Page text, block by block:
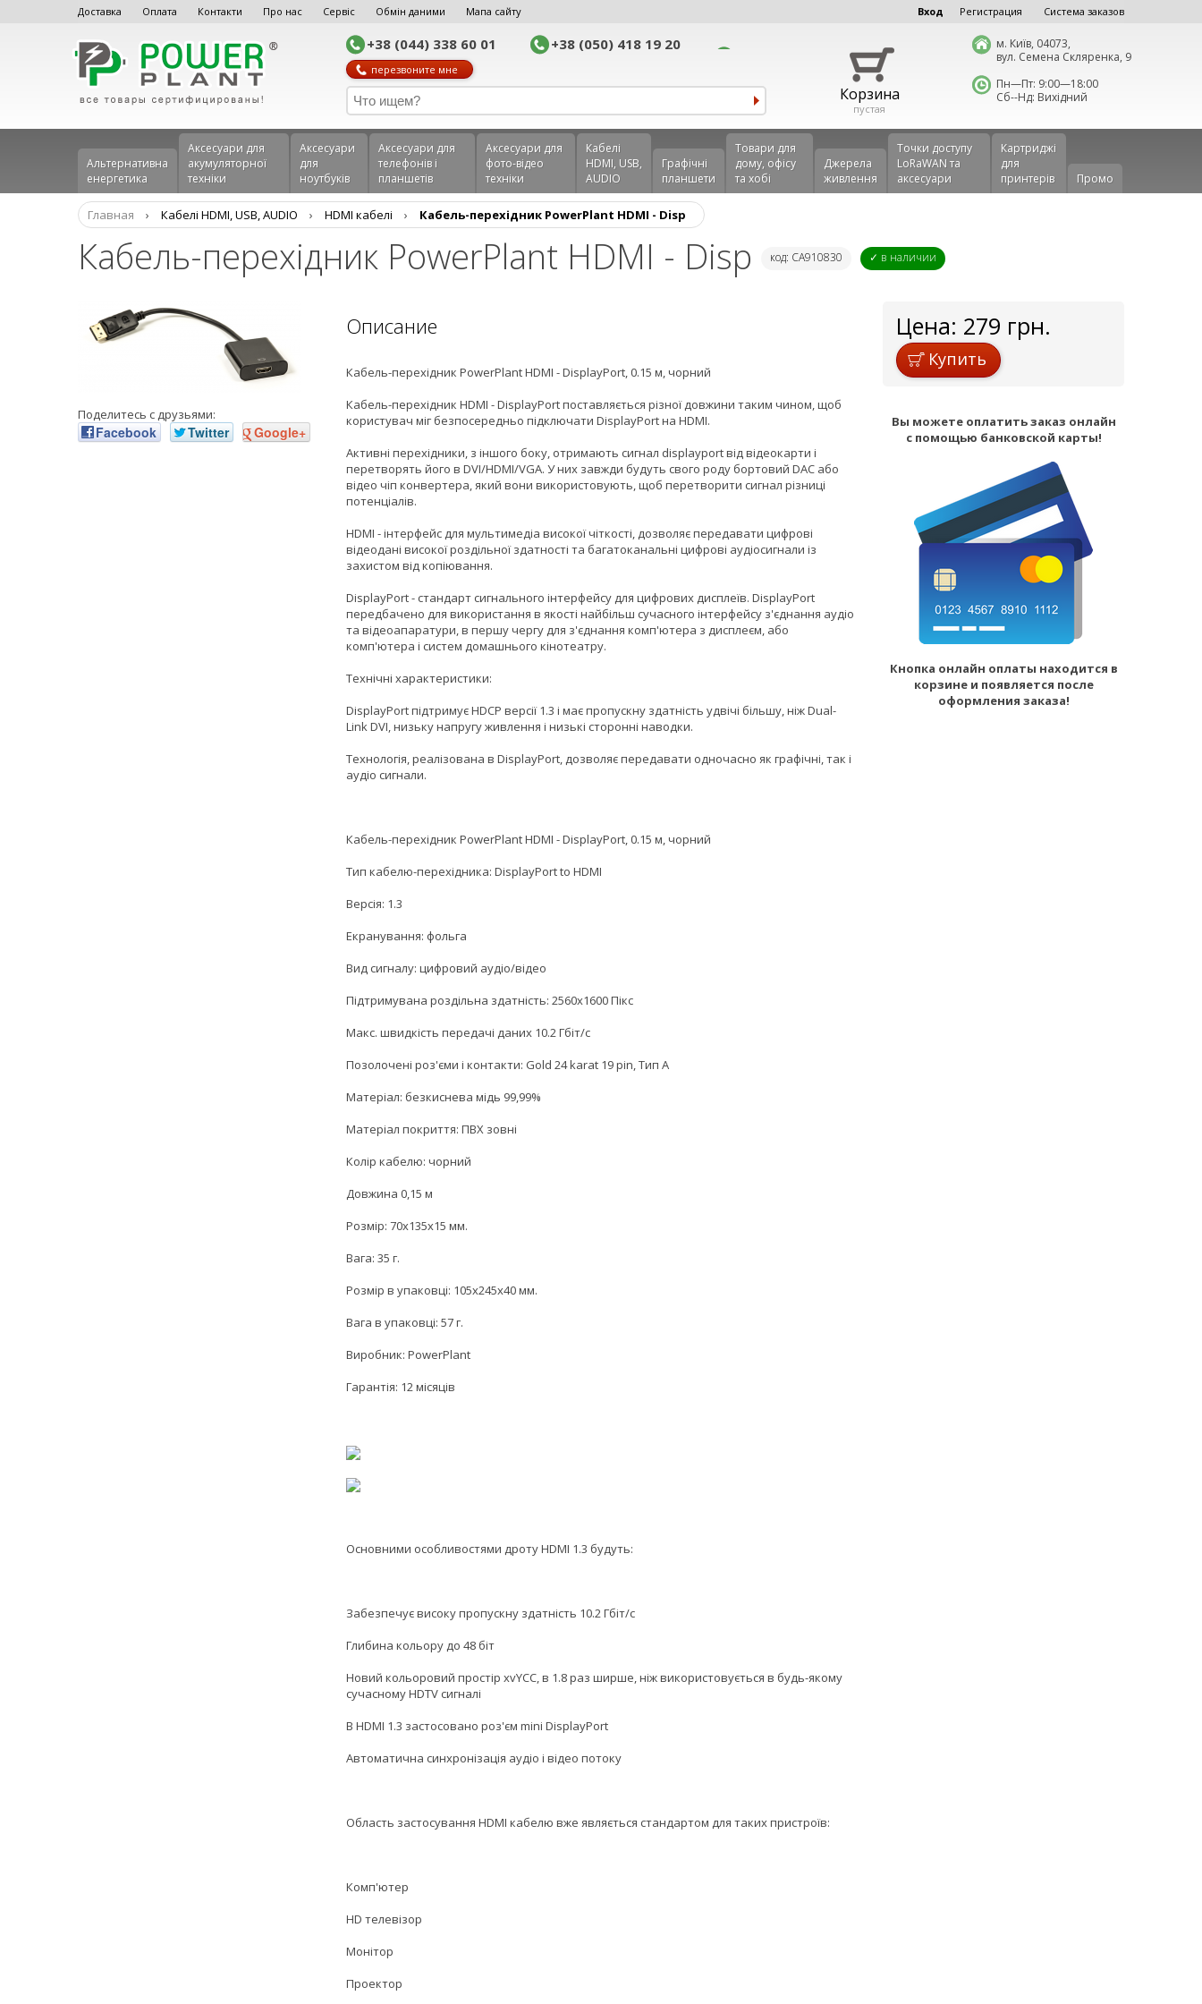
Доставка Оплата Контакти Про нас Сервіс Обмін даними Мапа сайту Вход Регистрация Система заказов
+38 (044) 338 60 01 +38 (050) 418 19 20
перезвоните мне
Корзина
пустая
м. Київ, 04073,
вул. Семена Скляренка, 9
Пн—Пт: 9:00—18:00
Сб--Нд: Вихідний
Альтернативна
енергетика
Аксесуари для
акумуляторної
техніки
Аксесуари
для
ноутбуків
Аксеcуари для
телефонів і
планшетів
Аксесуари для
фото-відео
техніки
Кабелі
HDMI, USB,
AUDIO
Графічні
планшети
Товари для
дому, офісу
та хобі
Джерела
живлення
Точки доступу
LoRaWAN та
аксесуари
Картриджі
для
принтерів
Промо
Главная › Кабелі HDMI, USB, AUDIO › HDMI кабелі › Кабель-перехідник PowerPlant HDMI - Disp
Кабель-перехідник PowerPlant HDMI - Disp код: CA910830 ✓ в наличии
Поделитесь с друзьями:
Facebook Twitter Google+
Описание
Кабель-перехідник PowerPlant HDMI - DisplayPort, 0.15 м, чорний
Кабель-перехідник HDMI - DisplayPort поставляється різної довжини таким чином, щоб
користувач міг безпосередньо підключати DisplayPort на HDMI.
Активні перехідники, з іншого боку, отримають сигнал displayport від відеокарти і
перетворять його в DVI/HDMI/VGA. У них завжди будуть свого роду бортовий DAC або
відео чіп конвертера, який вони використовують, щоб перетворити сигнал різниці
потенціалів.
HDMI - інтерфейс для мультимедіа високої чіткості, дозволяє передавати цифрові
відеодані високої роздільної здатності та багатоканальні цифрові аудіосигнали із
захистом від копіювання.
DisplayPort - стандарт сигнального інтерфейсу для цифрових дисплеїв. DisplayPort
передбачено для використання в якості найбільш сучасного інтерфейсу з'єднання аудіо
та відеоапаратури, в першу чергу для з'єднання комп'ютера з дисплеєм, або
комп'ютера і систем домашнього кінотеатру.
Технічні характеристики:
DisplayPort підтримує HDCP версії 1.3 і має пропускну здатність удвічі більшу, ніж Dual-
Link DVI, низьку напругу живлення і низькі сторонні наводки.
Технологія, реалізована в DisplayPort, дозволяє передавати одночасно як графічні, так і
аудіо сигнали.
Кабель-перехідник PowerPlant HDMI - DisplayPort, 0.15 м, чорний
Тип кабелю-перехідника: DisplayPort to HDMI
Версія: 1.3
Екранування: фольга
Вид сигналу: цифровий аудіо/відео
Підтримувана роздільна здатність: 2560х1600 Пікс
Макс. швидкість передачі даних 10.2 Гбіт/с
Позолочені роз'єми і контакти: Gold 24 karat 19 pin, Тип А
Матеріал: безкиснева мідь 99,99%
Матеріал покриття: ПВХ зовні
Колір кабелю: чорний
Довжина 0,15 м
Розмір: 70x135x15 мм.
Вага: 35 г.
Розмір в упаковці: 105x245x40 мм.
Вага в упаковці: 57 г.
Виробник: PowerPlant
Гарантія: 12 місяців
Основними особливостями дроту HDMI 1.3 будуть:
Забезпечує високу пропускну здатність 10.2 Гбіт/с
Глибина кольору до 48 біт
Новий кольоровий простір xvYCC, в 1.8 раз ширше, ніж використовується в будь-якому
сучасному HDTV сигналі
В HDMI 1.3 застосовано роз'єм mini DisplayPort
Автоматична синхронізація аудіо і відео потоку
Область застосування HDMI кабелю вже являється стандартом для таких пристроїв:
Комп'ютер
HD телевізор
Монітор
Проектор
Цена: 279 грн.
Купить
Вы можете оплатить заказ онлайн
с помощью банковской карты!
Кнопка онлайн оплаты находится в
корзине и появляется после
оформления заказа!